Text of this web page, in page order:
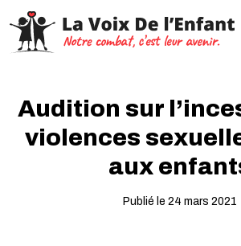
Audition sur
violences
aux
Publié le 24 mars 2021